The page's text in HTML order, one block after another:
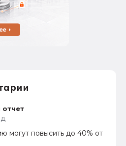
отчет
могут повысить до 40% от